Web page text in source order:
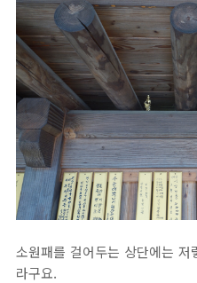
소원패를 걸어두는 상단에는
라구요.